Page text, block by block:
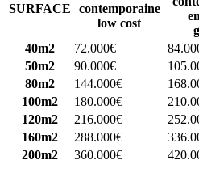
SURFACE
contemporaine
low cost
40m2
72.000€
50m2
90.000€
80m2
144.000€
100m2
180.000€
120m2
216.000€
160m2
288.000€
200m2
360.000€